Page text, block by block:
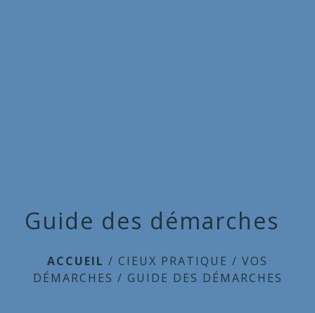
Guide des démarches
ACCUEIL / CIEUX PRATIQUE / VOS
DÉMARCHES / GUIDE DES DÉMARCHES